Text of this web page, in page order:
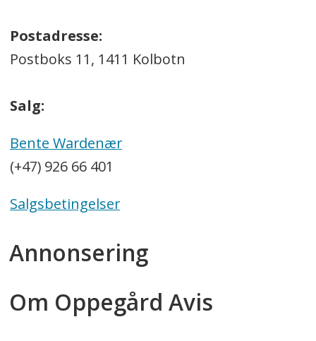
Postadresse:
Postboks 11, 1411 Kolbotn
Salg:
Bente Wardenær
(+47) 926 66 401
Salgsbetingelser
Annonsering
Om Oppegård Avis